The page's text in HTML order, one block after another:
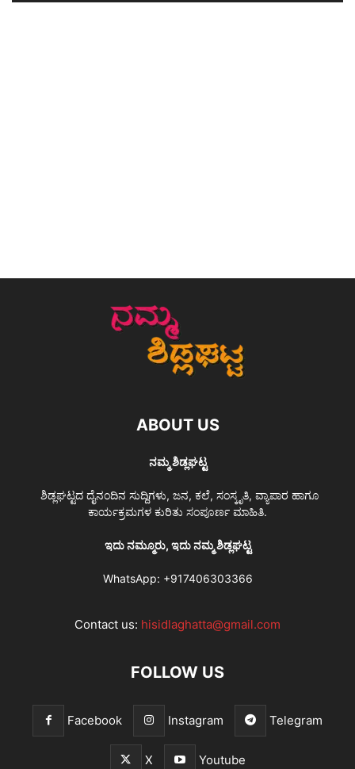
ABOUT US
ನಮ್ಮ ಶಿಡ್ಲಘಟ್ಟ
ಶಿಡ್ಲಘಟ್ಟದ ದೈನಂದಿನ ಸುದ್ದಿಗಳು, ಜನ, ಕಲೆ, ಸಂಸ್ಕೃತಿ, ವ್ಯಾಪಾರ ಹಾಗೂ
ಕಾರ್ಯಕ್ರಮಗಳ ಕುರಿತು ಸಂಪೂರ್ಣ ಮಾಹಿತಿ.
ಇದು ನಮ್ಮೂರು, ಇದು ನಮ್ಮ ಶಿಡ್ಲಘಟ್ಟ
WhatsApp: +917406303366
Contact us: hisidlaghatta@gmail.com
FOLLOW US
Facebook Instagram Telegram
X Youtube